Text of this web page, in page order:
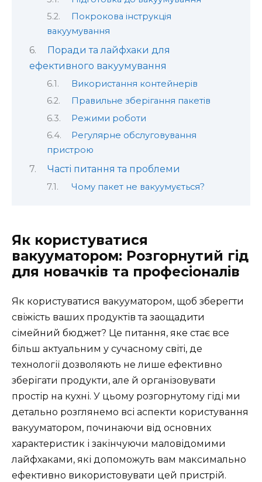
Покрокова інструкція
вакуумування
Поради та лайфхаки для
ефективного вакуумування
Використання контейнерів
Правильне зберігання пакетів
Режими роботи
Регулярне обслуговування
пристрою
Часті питання та проблеми
Чому пакет не вакуумується?
Як користуватися
вакууматором: Розгорнутий гід
для новачків та професіоналів
Як користуватися вакууматором, щоб зберегти
свіжість ваших продуктів та заощадити
сімейний бюджет? Це питання, яке стає все
більш актуальним у сучасному світі, де
технології дозволяють не лише ефективно
зберігати продукти, але й організовувати
простір на кухні. У цьому розгорнутому гіді ми
детально розглянемо всі аспекти користування
вакууматором, починаючи від основних
характеристик і закінчуючи маловідомими
лайфхаками, які допоможуть вам максимально
ефективно використовувати цей пристрій.